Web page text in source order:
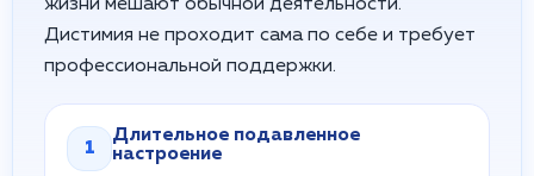
жизни мешают обычной деятельности.
Дистимия не проходит сама по себе и требует
профессиональной поддержки.
1
Длительное подавленное
настроение